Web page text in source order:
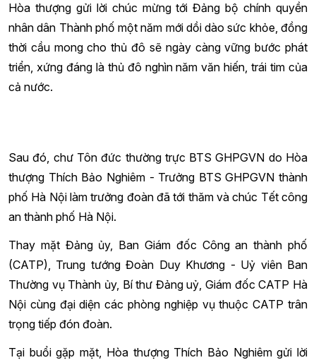
Hòa thượng gửi lời chúc mừng tới Đảng bộ chính quyền
nhân dân Thành phố một năm mới dồi dào sức khỏe, đồng
thời cầu mong cho thủ đô sẽ ngày càng vững bước phát
triển, xứng đáng là thủ đô nghìn năm văn hiến, trái tim của
cả nước.
Sau đó, chư Tôn đức thường trực BTS GHPGVN do Hòa
thượng Thích Bảo Nghiêm - Trưởng BTS GHPGVN thành
phố Hà Nội làm trưởng đoàn đã tới thăm và chúc Tết công
an thành phố Hà Nội.
Thay mặt Đảng ủy, Ban Giám đốc Công an thành phố
(CATP), Trung tướng Đoàn Duy Khương - Uỷ viên Ban
Thường vụ Thành ủy, Bí thư Đảng uỷ, Giám đốc CATP Hà
Nội cùng đại diện các phòng nghiệp vụ thuộc CATP trân
trọng tiếp đón đoàn.
Tại buổi gặp mặt, Hòa thượng Thích Bảo Nghiêm gửi lời